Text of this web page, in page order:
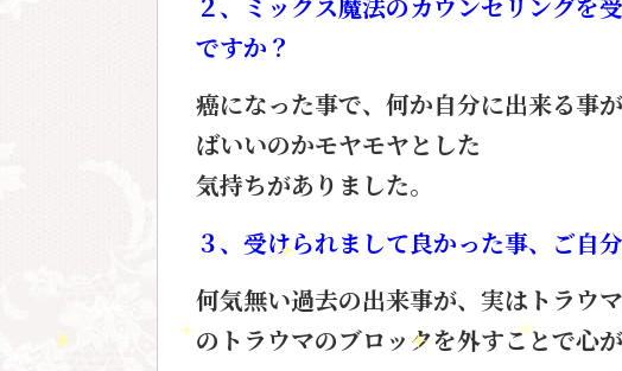
ですか？
癌になった事で、何か自分に出来る事が
ばいいのかモヤモヤとした
気持ちがありました。
３、受けられまして良かった事、ご自
何気無い過去の出来事が、 実はトラウ
のトラウマのブロックを外すことで心